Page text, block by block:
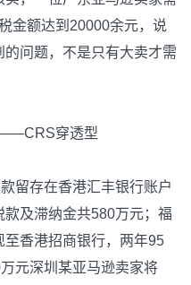
金额达到20000余元，说
问题，不是只有大卖才需
——CRS穿透型
留存在香港汇丰银行账户
及滞纳金共580万元；福
香港招商银行，两年95
元深圳某亚马逊卖家将